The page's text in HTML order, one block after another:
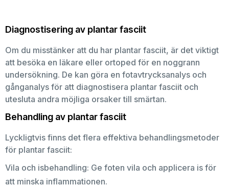
Diagnostisering av plantar fasciit
Om du misstänker att du har plantar fasciit, är det viktigt
att besöka en läkare eller ortoped för en noggrann
undersökning. De kan göra en fotavtrycksanalys och
gånganalys för att diagnostisera plantar fasciit och
utesluta andra möjliga orsaker till smärtan.
Behandling av plantar fasciit
Lyckligtvis finns det flera effektiva behandlingsmetoder
för plantar fasciit:
Vila och isbehandling: Ge foten vila och applicera is för
att minska inflammationen.